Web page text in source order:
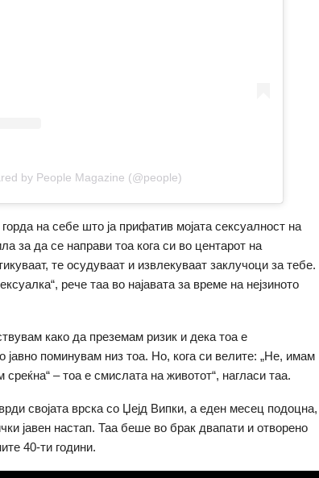
by People Magazine (@people)
на себе што ја прифатив мојата сексуалност на
за да се направи тоа кога си во центарот на
те осудуваат и извлекуваат заклучоци за тебе.
рече таа во најавата за време на нејзиното
како да преземам ризик и дека тоа е
јавно поминувам низ тоа. Но, кога си велите: „Не, имам
– тоа е смислата на животот“, нагласи таа.
својата врска со Џејд Випки, а еден месец подоцна,
јавен настап. Таа беше во брак двапати и отворено
40-ти години.